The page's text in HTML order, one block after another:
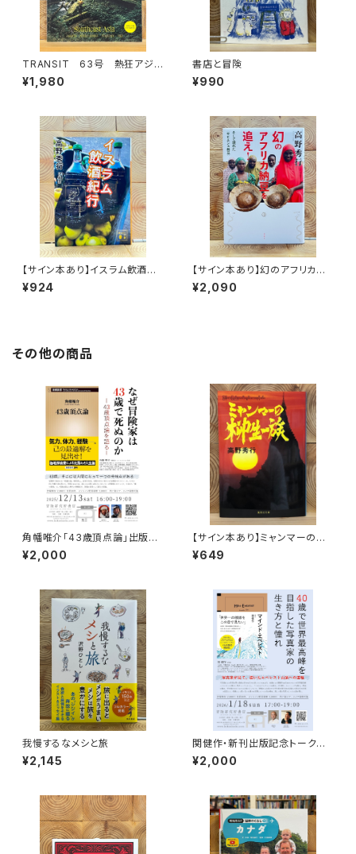
TRANSIT 63号 熱狂アジア
の秘境へ
¥1,980
書店と冒険
¥990
【サイン本あり】イスラム飲酒紀
行
¥924
【サイン本あり】幻のアフリカ納
豆を追え！
¥2,090
その他の商品
角幡唯介「43歳頂点論」出版記
念トークイベント録画視聴権
¥2,000
【サイン本あり】ミャンマーの柳
生一族
¥649
我慢するなメシと旅
¥2,145
関健作・新刊出版記念トークイ
ベント録画視聴権
¥2,000